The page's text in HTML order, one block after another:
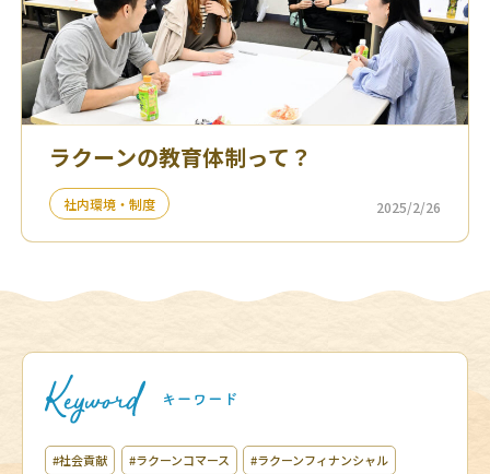
ラクーンの教育体制って？
社内環境・制度 2025/2/26
#社会貢献 #ラクーンコマース #ラクーンフィナンシャル